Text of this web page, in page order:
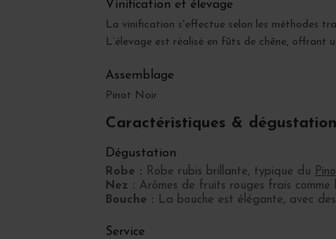
Vinification et élevage
La vinification s'effectue selon les méthodes
L’élevage est réalisé en fûts de chêne, offrant
Assemblage
Pinot Noir
Caractéristiques & dégustation
Dégustation
Robe : Robe rubis brillante, typique du
Nez : Arômes de fruits rouges frais
Bouche : La bouche est élégante, avec
Service